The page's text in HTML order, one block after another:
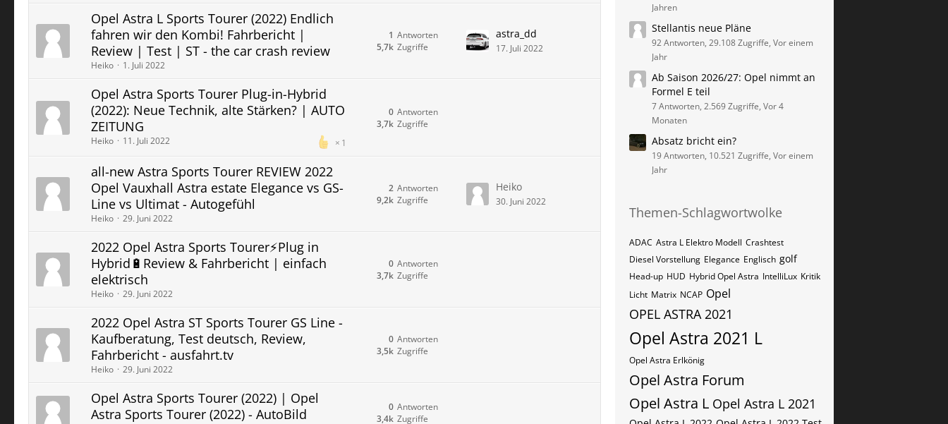
Opel Astra L Sports Tourer (2022) Endlich
fahren wir den Kombi! Fahrbericht |
Review | Test | ST - the car crash review
Heiko 1. Juli 2022
Antworten
1
Zugriffe
5,7k
astra_dd
17. Juli 2022
Opel Astra Sports Tourer Plug-in-Hybrid
(2022): Neue Technik, alte Stärken? | AUTO
ZEITUNG
1
Heiko 11. Juli 2022
Antworten
0
Zugriffe
3,7k
all-new Astra Sports Tourer REVIEW 2022
Opel Vauxhall Astra estate Elegance vs GS-
Line vs Ultimat - Autogefühl
Heiko 29. Juni 2022
Antworten
2
Zugriffe
9,2k
Heiko
30. Juni 2022
2022 Opel Astra Sports Tourer⚡️Plug in
Hybrid🔋Review & Fahrbericht | einfach
elektrisch
Heiko 29. Juni 2022
Antworten
0
Zugriffe
3,7k
2022 Opel Astra ST Sports Tourer GS Line -
Kaufberatung, Test deutsch, Review,
Fahrbericht - ausfahrt.tv
Heiko 29. Juni 2022
Antworten
0
Zugriffe
3,5k
Opel Astra Sports Tourer (2022) | Opel
Astra Sports Tourer (2022) - AutoBild
Antworten
0
Zugriffe
3,4k
Jahren
Stellantis neue Pläne
92 Antworten, 29.108 Zugriffe, Vor einem
Jahr
Ab Saison 2026/27: Opel nimmt an
Formel E teil
7 Antworten, 2.569 Zugriffe, Vor 4
Monaten
Absatz bricht ein?
19 Antworten, 10.521 Zugriffe, Vor einem
Jahr
Themen-Schlagwortwolke
ADAC Astra L Elektro Modell Crashtest
Diesel Vorstellung Elegance Englisch golf
Head-up HUD Hybrid Opel Astra IntelliLux Kritik
Licht Matrix NCAP Opel
OPEL ASTRA 2021
Opel Astra 2021 L
Opel Astra Erlkönig
Opel Astra Forum
Opel Astra L Opel Astra L 2021